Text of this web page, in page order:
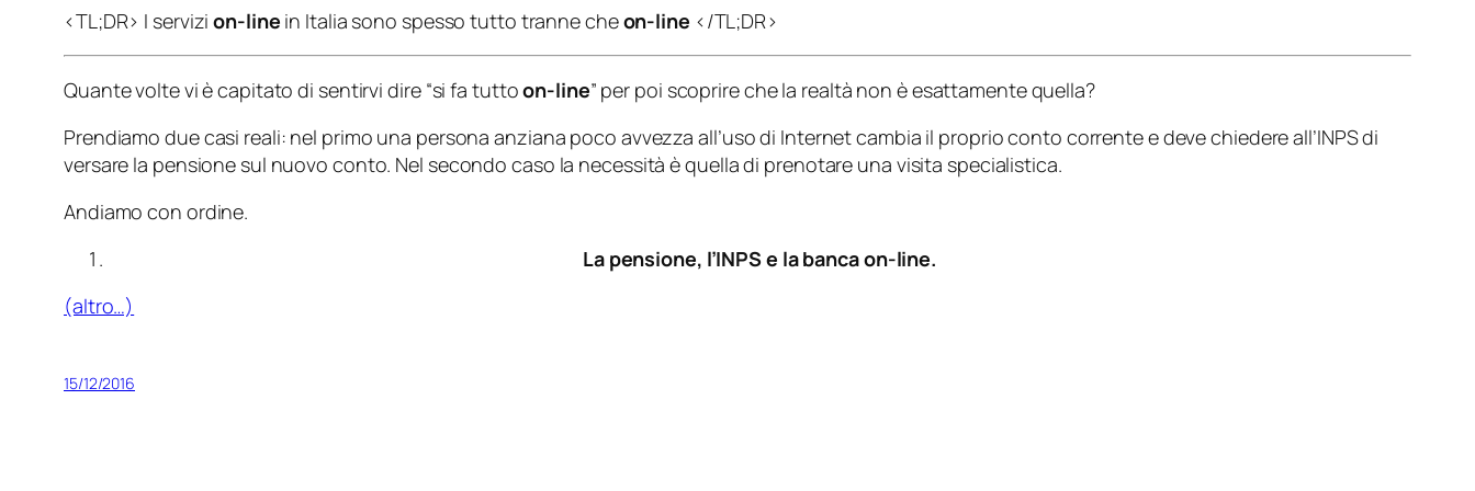
<TL;DR> I servizion-line in Italia sono spesso tutto tranne cheon-line </TL;DR>
Quante volte vi è capitato di sentirvi dire “si fa tuttoon-line” per poi scoprire che la realtà non è esattamente quella?
Prendiamo due casi reali: nel primo una persona anziana poco avvezza all’uso di Internet cambia il proprio conto corrente e deve chiedere all’INPS di
versare la pensione sul nuovo conto. Nel secondo caso la necessità è quella di prenotare una visita specialistica.
Andiamo con ordine.
La pensione, l’INPS e la banca on-line.
(altro…)
15/12/2016